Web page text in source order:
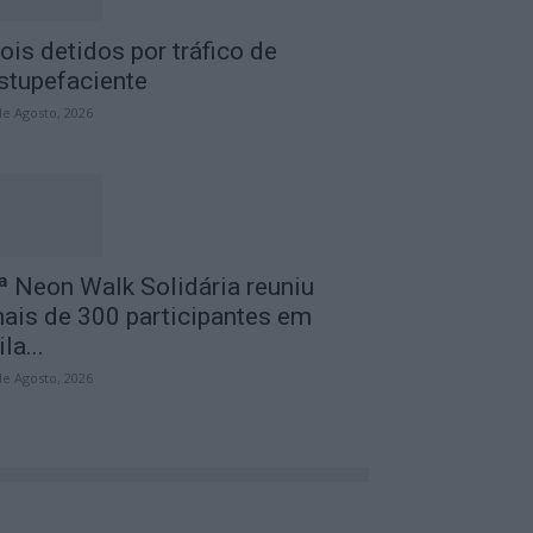
detidos por tráfico de
Agosto, 2026
Neon Walk Solidária reuniu
de 300 participantes em
Agosto, 2026